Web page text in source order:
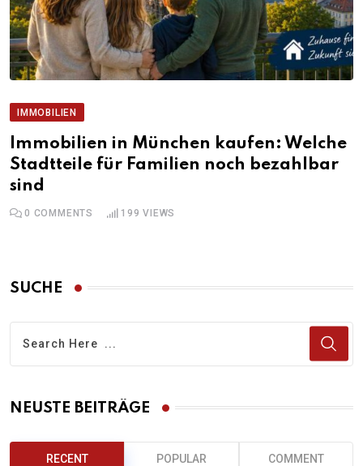
IMMOBILIEN
Immobilien in München kaufen: Welche
Stadtteile für Familien noch bezahlbar
sind
0 COMMENTS 199 VIEWS
SUCHE
NEUSTE BEITRÄGE
RECENT POPULAR COMMENT